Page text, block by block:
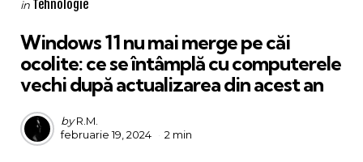
in Tehnologie
Windows 11 nu mai merge pe căi
ocolite: ce se întâmplă cu computerele
vechi după actualizarea din acest an
Posted
by
by R.M.
februarie 19, 2024
2 min